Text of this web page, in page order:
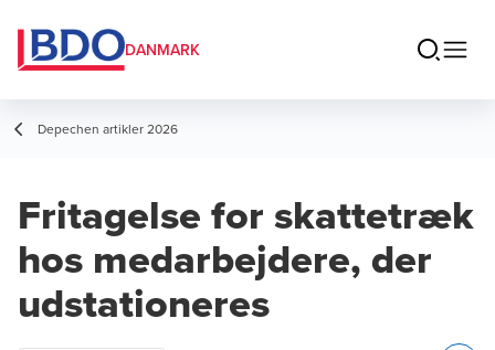
DANMARK
Depechen artikler 2026
Fritagelse for skattetræk
hos medarbejdere, der
udstationeres